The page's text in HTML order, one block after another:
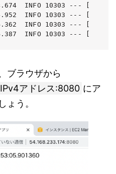
INFO 10303 --- [
INFO 10303 --- [
INFO 10303 --- [
INFO 10303 --- [
ブラウザから
アドレス:8080 にア
ょう。